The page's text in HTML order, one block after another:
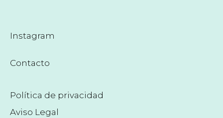
Instagram
Contacto
Política de privacidad
Aviso Legal